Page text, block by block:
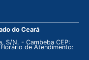
do Ceará
S/N. - Cambeba CEP:
de Atendimento: